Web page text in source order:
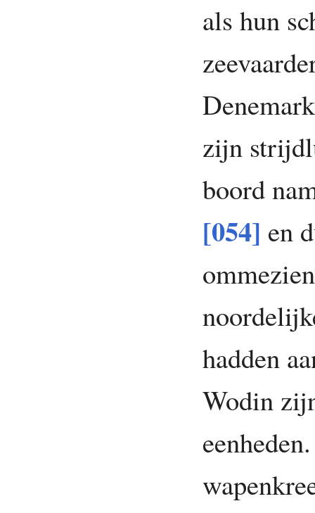
als hun
zijn
boord
[054] en
hadden
Wodin